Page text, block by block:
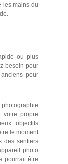
les mains du
ou plus
besoin pour
pour
votre propre
objectifs
le moment
des sentiers
photo
pourrait être